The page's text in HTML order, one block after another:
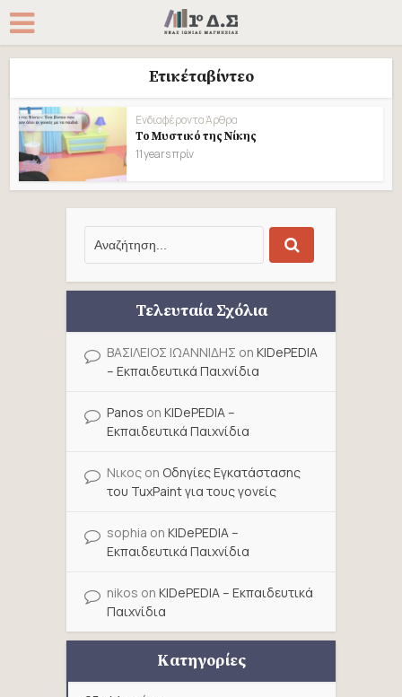
Ετικέταβίντεο
Ενδιαφέροντα Άρθρα
Το Μυστικό της Νίκης
11 years πρίν
Τελευταία Σχόλια
ΒΑΣΙΛΕΙΟΣ ΙΩΑΝΝΙΔΗΣ on KIDePEDIA
– Εκπαιδευτικά Παιχνίδια
Panos on KIDePEDIA –
Εκπαιδευτικά Παιχνίδια
Νικος on Οδηγίες Εγκατάστασης
του TuxPaint για τους γονείς
sophia on KIDePEDIA –
Εκπαιδευτικά Παιχνίδια
nikos on KIDePEDIA – Εκπαιδευτικά
Παιχνίδια
Κατηγορίες